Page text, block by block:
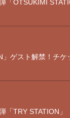
「OTSUKIMI
」ゲスト解禁！チ
「TRY STATION」